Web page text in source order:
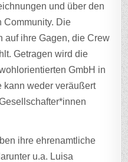
und über den
Community. Die
auf ihre Gagen, die Crew
Getragen wird die
GmbH in
kann weder veräußert
ihre ehrenamtliche
u.a. Luisa